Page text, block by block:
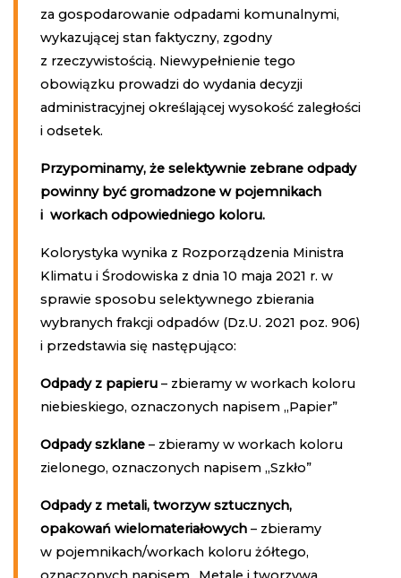
za gospodarowanie odpadami komunalnymi,
wykazującej stan faktyczny, zgodny
z rzeczywistością. Niewypełnienie tego
obowiązku prowadzi do wydania decyzji
administracyjnej określającej wysokość zaległości
i odsetek.
Przypominamy, że selektywnie zebrane odpady
powinny być gromadzone w pojemnikach
i workach odpowiedniego koloru.
Kolorystyka wynika z Rozporządzenia Ministra
Klimatu i Środowiska z dnia 10 maja 2021 r. w
sprawie sposobu selektywnego zbierania
wybranych frakcji odpadów (Dz.U. 2021 poz. 906)
i przedstawia się następująco:
Odpady z papieru– zbieramy w workach koloru
niebieskiego, oznaczonych napisem „Papier”
Odpady szklane– zbieramy w workach koloru
zielonego, oznaczonych napisem „Szkło”
Odpady z metali, tworzyw sztucznych,
opakowań wielomateriałowych– zbieramy
w pojemnikach/workach koloru żółtego,